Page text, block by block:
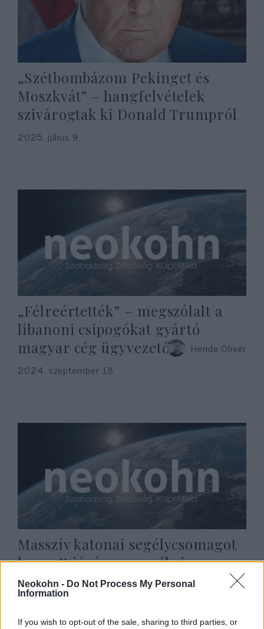
Neokohn - Do Not Process My Personal
Information
If you wish to opt-out of the sale, sharing to third parties, or
„Szétbombázom Pekinget és
Moszkvát” – hangfelvételek
szivárogtak ki Donald Trumpról
2025. július 9.
„Félreértették” – megszólalt a
libanoni csipogókat gyártó
magyar cég ügyvezetője Hende Olivér
2024. szeptember 18.
Masszív katonai segélycsomagot
hagyott jóvá az amerikai
képviselőház